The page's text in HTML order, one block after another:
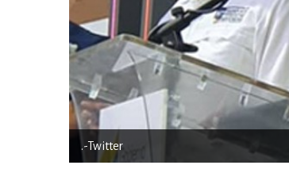
.-Twitter